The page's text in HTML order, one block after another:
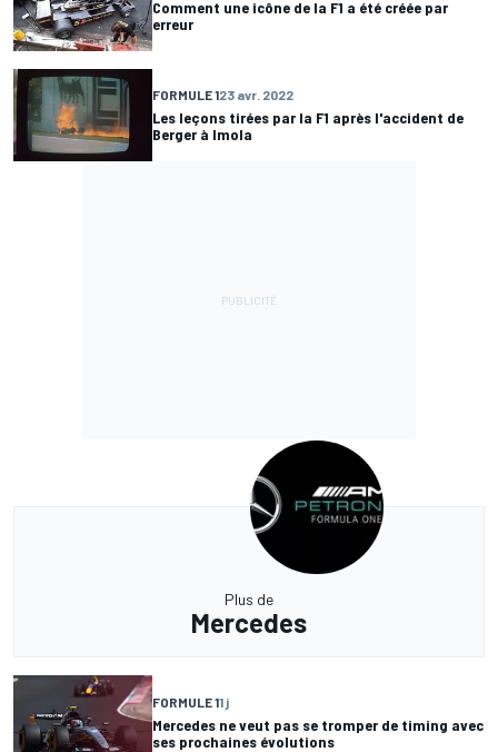
Comment une icône de la F1 a été créée par
erreur
FORMULE 123 avr. 2022
Les leçons tirées par la F1 après l'accident de
Berger à Imola
Plus de
Mercedes
FORMULE 11 j
Mercedes ne veut pas se tromper de timing avec
ses prochaines évolutions